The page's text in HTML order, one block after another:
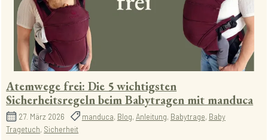
Atemwege frei: Die 5 wichtigsten
Sicherheitsregeln beim Babytragen mit manduca
27. März 2026 manduca, Blog, Anleitung, Babytrage, Baby
Tragetuch, Sicherheit